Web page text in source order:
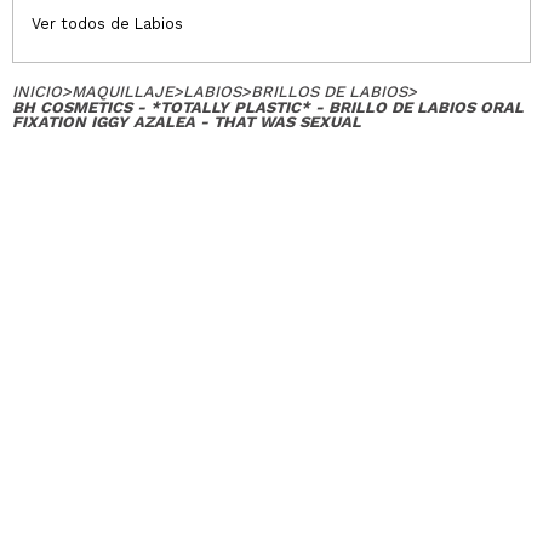
Ver todos de Labios
INICIO>MAQUILLAJE>LABIOS>BRILLOS DE LABIOS>
BH COSMETICS - *TOTALLY PLASTIC* - BRILLO DE LABIOS ORAL
FIXATION IGGY AZALEA - THAT WAS SEXUAL